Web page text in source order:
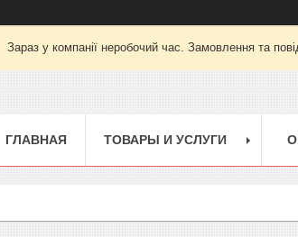
Зараз у компанії неробочий час. Замовлення та
ГЛАВНАЯ ТОВАРЫ И УСЛУГИ